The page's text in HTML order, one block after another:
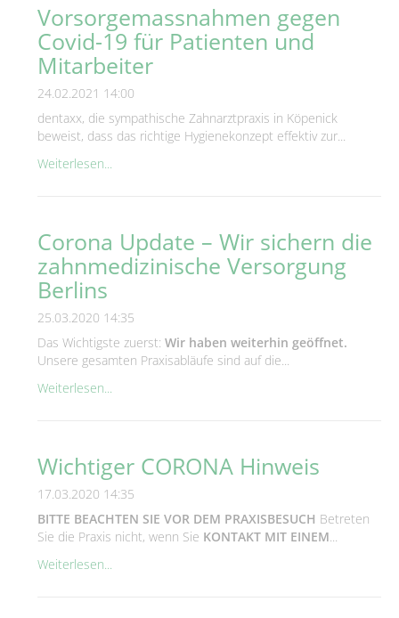
Vorsorgemassnahmen gegen
Covid-19 für Patienten und
Mitarbeiter
24.02.2021 14:00
dentaxx, die sympathische Zahnarztpraxis in Köpenick
beweist, dass das richtige Hygienekonzept effektiv zur...
Weiterlesen...
Corona Update – Wir sichern die
zahnmedizinische Versorgung
Berlins
25.03.2020 14:35
Das Wichtigste zuerst: Wir haben weiterhin geöffnet.
Unsere gesamten Praxisabläufe sind auf die...
Weiterlesen...
Wichtiger CORONA Hinweis
17.03.2020 14:35
BITTE BEACHTEN SIE VOR DEM PRAXISBESUCH Betreten
Sie die Praxis nicht, wenn Sie KONTAKT MIT EINEM
Weiterlesen...